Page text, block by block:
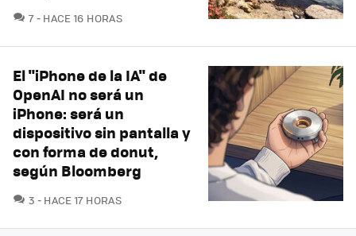
7COMENTARIOS
HACE 16 HORAS
El "iPhone de la IA" de
OpenAI no será un
iPhone: será un
dispositivo sin pantalla y
con forma de donut,
según Bloomberg
3 COMENTARIOS
HACE 17 HORAS